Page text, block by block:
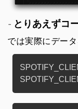
とりあえずコ
では実際にデー